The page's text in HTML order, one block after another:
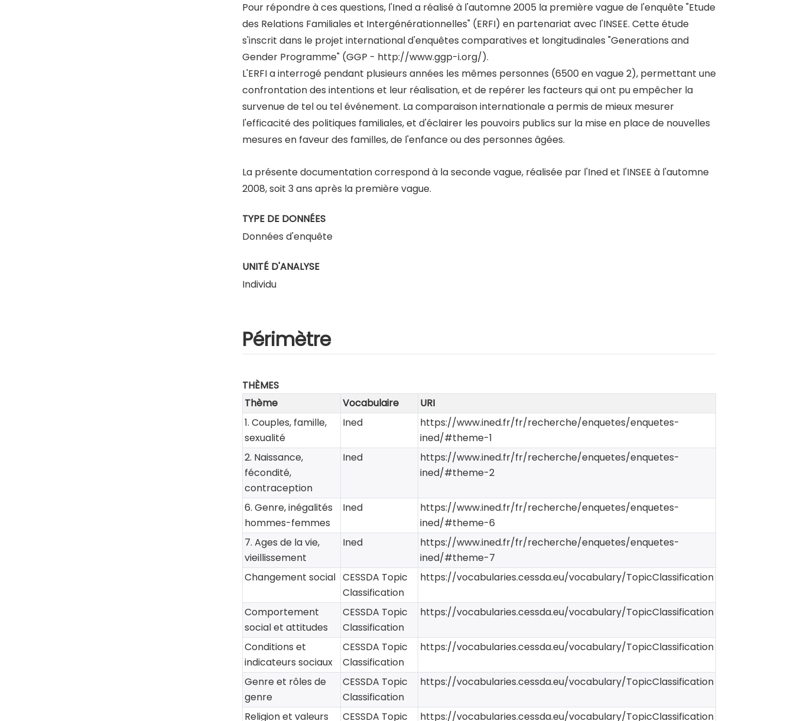
Pour répondre à ces questions, l'Ined a réalisé à l'automne 2005 la première vague de l'enquête "Etude
des Relations Familiales et Intergénérationnelles" (ERFI) en partenariat avec l'INSEE. Cette étude
s'inscrit dans le projet international d'enquêtes comparatives et longitudinales "Generations and
Gender Programme" (GGP - http://www.ggp-i.org/).
L'ERFI a interrogé pendant plusieurs années les mêmes personnes (6500 en vague 2), permettant une
confrontation des intentions et leur réalisation, et de repérer les facteurs qui ont pu empêcher la
survenue de tel ou tel événement. La comparaison internationale a permis de mieux mesurer
l'efficacité des politiques familiales, et d'éclairer les pouvoirs publics sur la mise en place de nouvelles
mesures en faveur des familles, de l'enfance ou des personnes âgées.
La présente documentation correspond à la seconde vague, réalisée par l'Ined et l'INSEE à l'automne
2008, soit 3 ans après la première vague.
TYPE DE DONNÉES
Données d'enquête
UNITÉ D'ANALYSE
Individu
Périmètre
THÈMES
Thème
Vocabulaire
URI
1. Couples, famille,
sexualité
Ined
https://www.ined.fr/fr/recherche/enquetes/enquetes-
ined/#theme-1
2. Naissance,
fécondité,
contraception
Ined
https://www.ined.fr/fr/recherche/enquetes/enquetes-
ined/#theme-2
6. Genre, inégalités
hommes-femmes
Ined
https://www.ined.fr/fr/recherche/enquetes/enquetes-
ined/#theme-6
7. Ages de la vie,
vieillissement
Ined
https://www.ined.fr/fr/recherche/enquetes/enquetes-
ined/#theme-7
Changement social CESSDA Topic
Classification
https://vocabularies.cessda.eu/vocabulary/TopicClassification
Comportement
social et attitudes
CESSDA Topic
Classification
https://vocabularies.cessda.eu/vocabulary/TopicClassification
Conditions et
indicateurs sociaux
CESSDA Topic
Classification
https://vocabularies.cessda.eu/vocabulary/TopicClassification
Genre et rôles de
genre
CESSDA Topic
Classification
https://vocabularies.cessda.eu/vocabulary/TopicClassification
Religion et valeurs CESSDA Topic https://vocabularies.cessda.eu/vocabulary/TopicClassification